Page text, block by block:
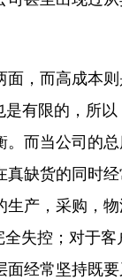
，而高成本
有限的，所
而当公司的
缺货的同时
产，采购，
失控；对于
经常坚持既